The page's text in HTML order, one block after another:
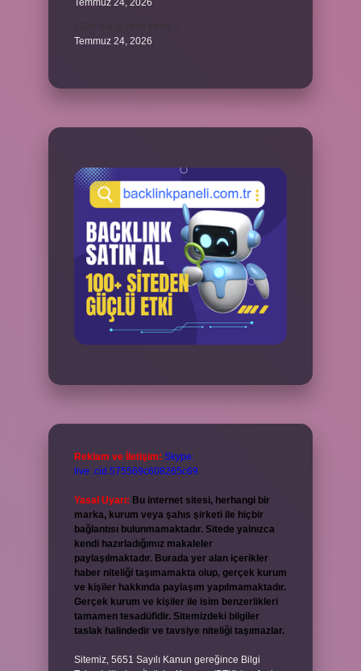
Temmuz 24, 2026
Temmuz 24, 2026
Reklam ve İletişim: Skype:
live:.cid.575569c608265c69
Yasal Uyarı: Bu internet sitesi, herhangi bir
marka, kurum veya şahıs şirketi ile hiçbir
bağlantısı bulunmamaktadır. Sitede yalnızca
kendi hazırladığımız makaleler
paylaşılmaktadır. Burada yer alan içerikler
haber niteliği taşımamakta olup, gerçek kurum
ve kişiler hakkında paylaşım yapılmamaktadır.
Gerçek kurum ve kişiler ile isim benzerlikleri
tamamen tesadüfidir. Sitemizdeki bilgiler
taslak halindedir ve tavsiye niteliği taşımazlar.
Sitemiz, 5651 Sayılı Kanun gereğince Bilgi